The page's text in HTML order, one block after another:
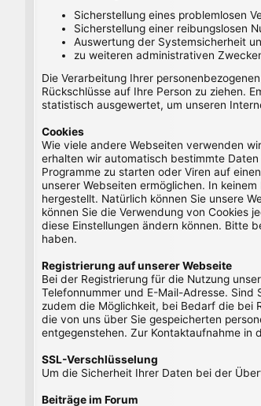
Sicherstellung eines problemlosen
Sicherstellung einer reibungslosen
Auswertung der Systemsicherheit
zu weiteren administrativen
Die Verarbeitung Ihrer
Rückschlüsse auf Ihre Person zu ziehen.
statistisch ausgewertet, um unseren
Cookies
Wie viele andere Webseiten verwenden
erhalten wir automatisch bestimmte
Programme zu starten oder Viren auf
unserer Webseiten ermöglichen. In
hergestellt. Natürlich können Sie unsere
können Sie die Verwendung von Cookies
diese Einstellungen ändern können. Bitte
haben.
Registrierung auf unserer Webseite
Bei der Registrierung für die Nutzung
Telefonnummer und E-Mail-Adresse.
zudem die Möglichkeit, bei Bedarf die bei
die von uns über Sie gespeicherten
entgegenstehen. Zur Kontaktaufnahme in
SSL-Verschlüsselung
Um die Sicherheit Ihrer Daten bei der
Beiträge im Forum